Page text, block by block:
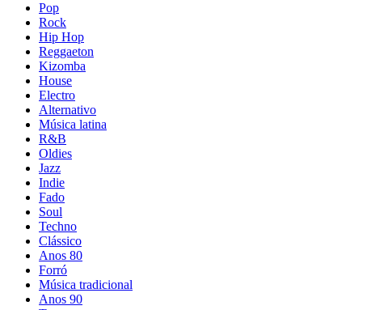
Pop
Rock
Hip Hop
Reggaeton
Kizomba
House
Electro
Alternativo
Música latina
R&B
Oldies
Jazz
Indie
Fado
Soul
Techno
Clássico
Anos 80
Forró
Música tradicional
Anos 90